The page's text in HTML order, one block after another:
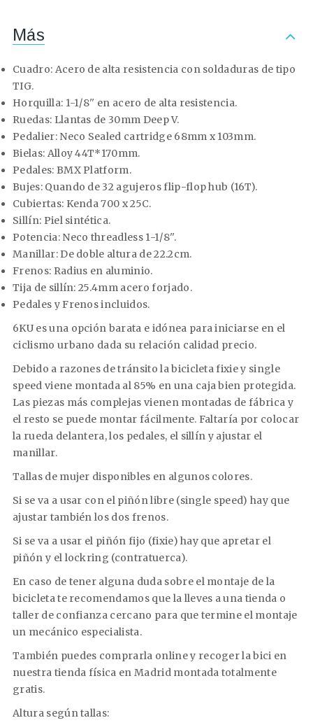
Más
Cuadro: Acero de alta resistencia con soldaduras de tipo
TIG.
Horquilla: 1-1/8'' en acero de alta resistencia.
Ruedas: Llantas de 30mm Deep V.
Pedalier:Neco Sealed cartridge 68mm x 103mm.
Bielas: Alloy 44T*170mm.
Pedales: BMX Platform.
Bujes:Quando de 32 agujeros flip-flop hub (16T).
Cubiertas: Kenda 700 x 25C.
Sillín: Piel sintética.
Potencia:Neco threadless 1-1/8''.
Manillar:De doble altura de 22.2cm.
Frenos: Radius en aluminio.
Tija de sillín:25.4mm acero forjado.
Pedales y Frenos incluidos.
6KU es una opción barata e idónea para iniciarse en el
ciclismo urbano dada su relación calidad precio.
Debido a razones de tránsito la bicicleta fixie y single
speed viene montada al 85% en una caja bien protegida.
Las piezas más complejas vienen montadas de fábrica y
el resto se puede montar fácilmente. Faltaría por colocar
la rueda delantera, los pedales, el sillín y ajustar el
manillar.
Tallas de mujer disponibles en algunos colores.
Si se va a usar con el piñón libre (single speed) hay que
ajustar también los dos frenos.
Si se va a usar el piñón fijo (fixie) hay que apretar el
piñón y el lockring (contratuerca).
En caso de tener alguna duda sobre el montaje de la
bicicleta te recomendamos que la lleves a una tienda o
taller de confianza cercano para que termine el montaje
un mecánico especialista.
También puedes comprarla online y recoger la bici en
nuestra tienda física en Madrid montada totalmente
gratis.
Altura según tallas: